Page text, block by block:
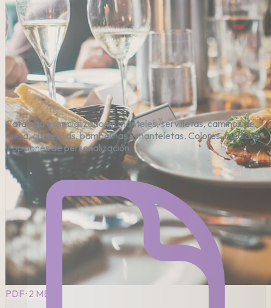
PDF · 2 MB
Catálogo especializado en manteles, servilletas, caminos de
mesa, cubresillas, bambalinas y manteletas. Colores, medidas
y opciones de personalización.